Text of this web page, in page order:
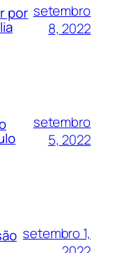
por setembro
8, 2022
setembro
5, 2022
setembro 1,